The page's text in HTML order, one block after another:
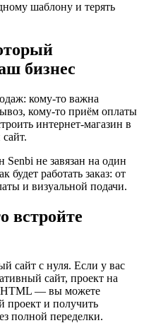
шаблону и терять
бизнес
кому-то важна
кому-то приём оплаты
интернет-магазин в
не завязан на один
будет работать заказ: от
и визуальной подачи.
встройте
сайт с нуля. Если у вас
сайт, проект на
HTML — вы можете
проект и получить
полной переделки.